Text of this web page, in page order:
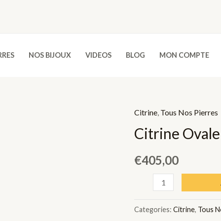
NOS BIJOUX VIDEOS BLOG MON COMPTE
Citrine Tous Nos Pierres
Citrine Ovale
€405,00
-
Categories: Citrine, Tous